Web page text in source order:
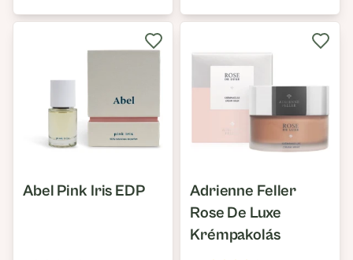
Abel Pink Iris EDP
Adrienne Feller
Rose De Luxe
Krémpakolás